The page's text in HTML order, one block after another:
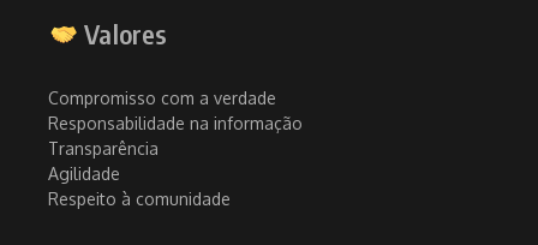
Valores
Compromisso com a verdade
Responsabilidade na informação
Transparência
Agilidade
Respeito à comunidade